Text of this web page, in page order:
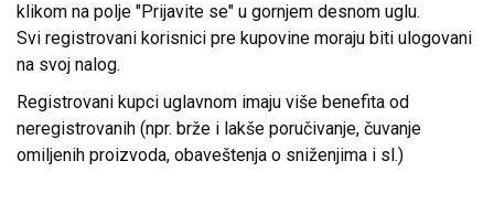
klikom na polje "Prijavite se" u gornjem desnom uglu.
Svi registrovani korisnici pre kupovine moraju biti ulogovani
na svoj nalog.
Registrovani kupci uglavnom imaju više benefita od
neregistrovanih (npr. brže i lakše poručivanje, čuvanje
omiljenih proizvoda, obaveštenja o sniženjima i sl.)